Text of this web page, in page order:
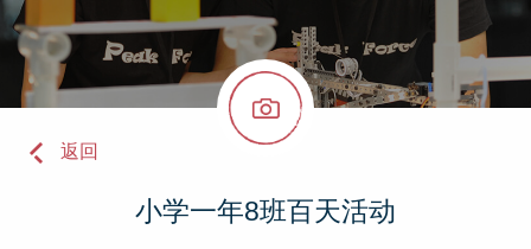
返回
小学一年8班百天活动